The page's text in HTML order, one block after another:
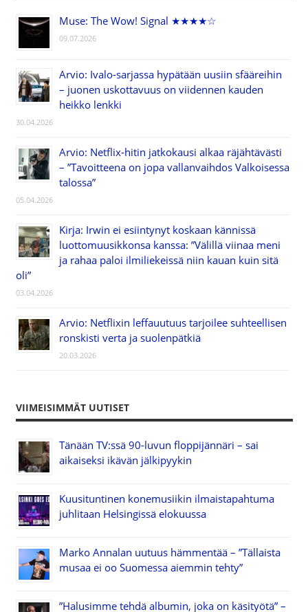
Muse: The Wow! Signal ★★★★☆
09.07.2026
Arvio: Ivalo-sarjassa hypätään uusiin sfääreihin
– juonen uskottavuus on viidennen kauden
heikko lenkki
30.04.2026
Arvio: Netflix-hitin jatkokausi alkaa räjähtävästi
– ”Tavoitteena on jopa vallanvaihdos Valkoisessa
talossa”
05.04.2026
Kirja: Irwin ei esiintynyt koskaan kännissä
luottomuusikkonsa kanssa: ”Välillä viinaa meni
ja rahaa paloi ilmiliekeissä niin kauan kuin sitä
oli”
03.04.2026
Arvio: Netflixin leffauutuus tarjoilee suhteellisen
ronskisti verta ja suolenpätkiä
20.03.2026
VIIMEISIMMÄT UUTISET
Tänään TV:ssä 90-luvun floppijännäri – sai
aikaiseksi ikävän jälkipyykin
Kuusituntinen konemusiikin ilmaistapahtuma
juhlitaan Helsingissä elokuussa
Marko Annalan uutuus hämmentää – ”Tällaista
musaa ei oo Suomessa aiemmin tehty”
”Halusimme tehdä albumin, joka on käsityötä” –